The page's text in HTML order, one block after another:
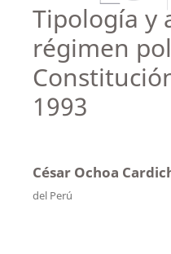
Tipología y
régimen
1993
César Ochoa
del Perú